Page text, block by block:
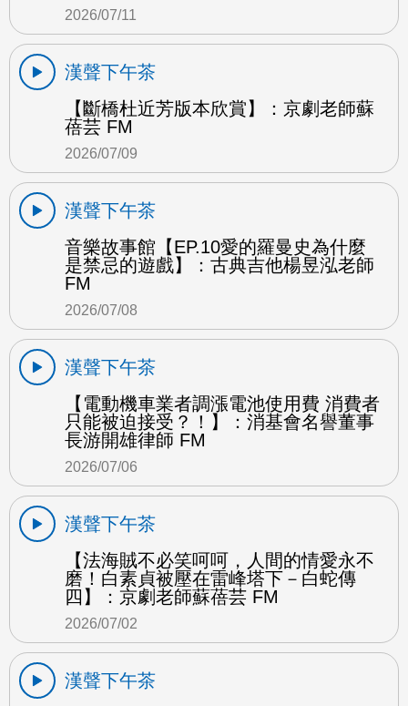
2026/07/11
漢聲下午茶
【斷橋杜近芳版本欣賞】：京劇老師蘇
蓓芸 FM
2026/07/09
漢聲下午茶
音樂故事館【EP.10愛的羅曼史為什麼
是禁忌的遊戲】：古典吉他楊昱泓老師
FM
2026/07/08
漢聲下午茶
【電動機車業者調漲電池使用費 消費者
只能被迫接受？！】：消基會名譽董事
長游開雄律師 FM
2026/07/06
漢聲下午茶
【法海賊不必笑呵呵，人間的情愛永不
磨！白素貞被壓在雷峰塔下－白蛇傳
四】：京劇老師蘇蓓芸 FM
2026/07/02
漢聲下午茶